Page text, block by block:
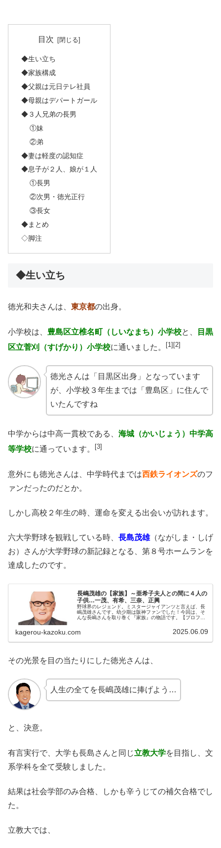
目次
◆生い立ち
◆家族構成
◆父親は元日テレ社員
◆母親はデパートガール
◆３人兄弟の長男
①妹
②弟
◆妻は軽度の認知症
◆息子が２人、娘が１人
①長男
②次男・徳光正行
③長女
◆まとめ
◇脚注
◆生い立ち
徳光和夫さんは、 東京都の出身。
小学校は、 豊島区立椎名町（しいなまち）小学校と、
目黒
区立菅刈（すげかり）小学校に通いました。 [1][2]
徳光さんは「目黒区出身」となっています
が、小学校３年生までは「豊島区」に住んで
いたんですね
中学からは中高一貫校である、 海城（かいじょう）中学高
等学校に通っています。 [3]
意外にも徳光さんは、中学時代までは西鉄ライオンズのフ
ァンだったのだとか。
しかし高校２年生の時、運命を変える出会いが訪れます。
六大学野球を観戦している時、 長島茂雄（ながしま・しげ
お）さんが大学野球の新記録となる、第８号ホームランを
達成したのです。
長嶋茂雄の【家族】～亜希子夫人との間に４人の
子供…一茂、有希、三奈、正興
野球界のレジェンド。ミスタージャイアンツと言えば、長
嶋茂雄さんです。幼少期は阪神ファンでした！今回は、そ
んな長嶋さんを取り巻く『家族』の物語です。【プロフィ
kagerou-kazoku.com 2025.06.09
その光景を目の当たりにした徳光さんは、
人生の全てを長嶋茂雄に捧げよう…
と、決意。
有言実行で、大学も長島さんと同じ立教大学を目指し、文
系学科を全て受験しました。
結果は社会学部のみ合格、しかも辛うじての補欠合格でし
た。
立教大では、